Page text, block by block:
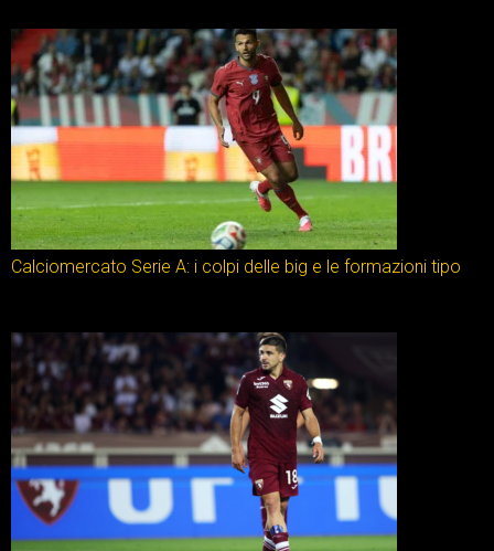
Calciomercato Serie A: i colpi delle big e le formazioni tipo